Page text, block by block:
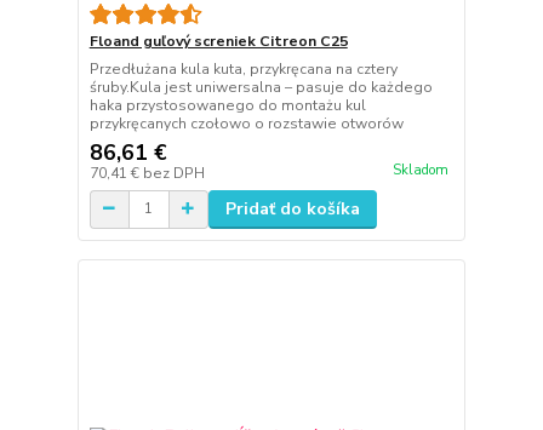
Floand guľový screniek Citreon C25
Przedłużana kula kuta, przykręcana na cztery
śruby.Kula jest uniwersalna – pasuje do każdego
haka przystosowanego do montażu kul
przykręcanych czołowo o rozstawie otworów
86,61 €
70,41 € bez DPH Skladom
Pridať do košíka